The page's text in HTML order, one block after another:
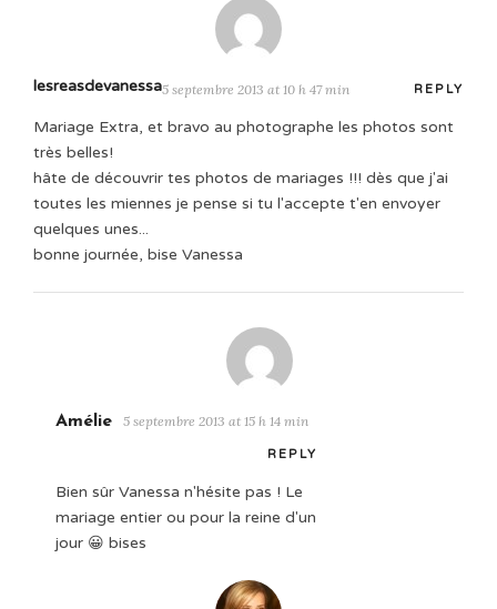
lesreasdevanessa5 septembre 2013 at 10 h 47 min REPLY
Mariage Extra, et bravo au photographe les photos sont
très belles!
hâte de découvrir tes photos de mariages !!! dès que j'ai
toutes les miennes je pense si tu l'accepte t'en envoyer
quelques unes...
bonne journée, bise Vanessa
Amélie 5 septembre 2013 at 15 h 14 min
REPLY
Bien sûr Vanessa n'hésite pas ! Le
mariage entier ou pour la reine d'un
jour 😀 bises